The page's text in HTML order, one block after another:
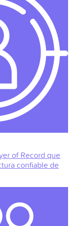
of Record que
confiable de